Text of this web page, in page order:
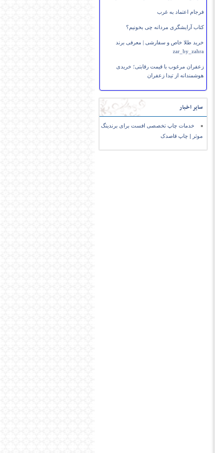
فرجام اعتماد به غرب
کتاب آرایشگری مردانه چی بخونیم؟
خرید طلا خاص و سفارشی | معرفی برند
zar_by_zahra
زعفران مرغوب با قیمت رقابتی؛ خریدی
هوشمندانه از تیدا زعفران
سایر اخبار
خدمات چاپ تخصصی افست برای برندینگ
موثر | چاپ قاصدک